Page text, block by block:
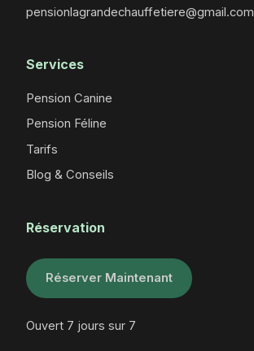
pensionlagrandechauffetiere@gmail.com
Services
Pension Canine
Pension Féline
Tarifs
Blog & Conseils
Réservation
Réserver Maintenant
Ouvert 7 jours sur 7